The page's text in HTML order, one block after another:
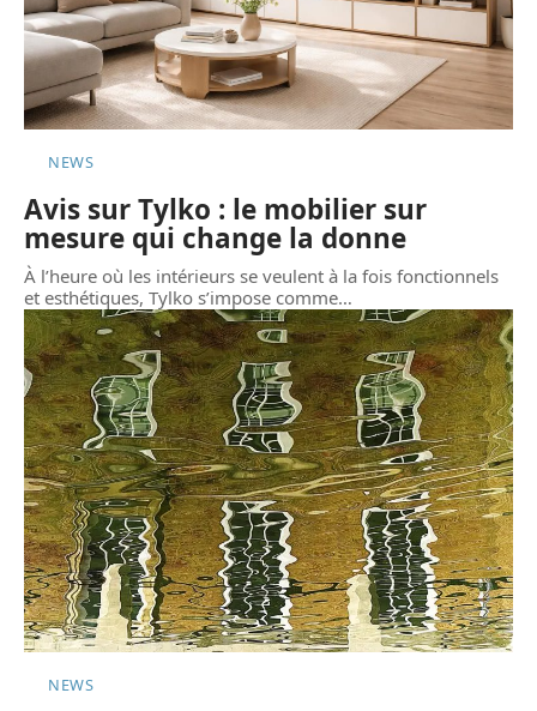
NEWS
Avis sur Tylko : le mobilier sur
mesure qui change la donne
À l’heure où les intérieurs se veulent à la fois fonctionnels
et esthétiques, Tylko s’impose comme…
NEWS